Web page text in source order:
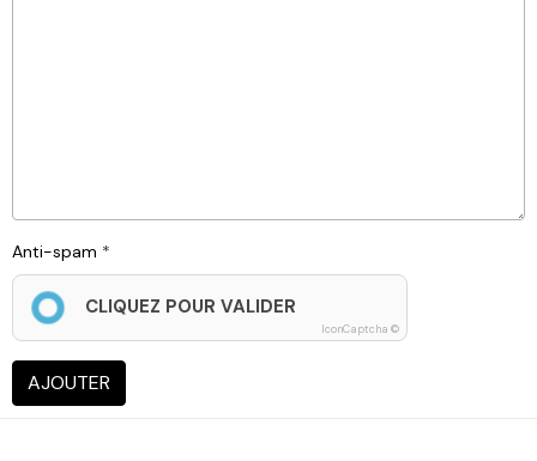
Anti-spam
CLIQUEZ POUR VALIDER
IconCaptcha ©
AJOUTER